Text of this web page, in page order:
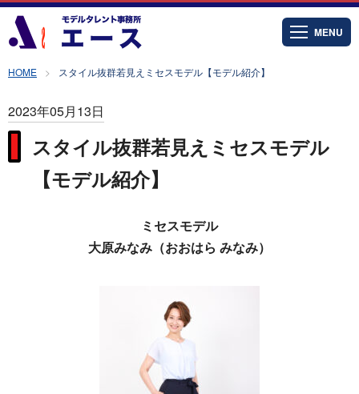
MENU
HOME スタイル抜群若見えミセスモデル【モデル紹介】
2023年05月13日
スタイル抜群若見えミセスモデル
【モデル紹介】
ミセスモデル
大原みなみ（おおはら みなみ）